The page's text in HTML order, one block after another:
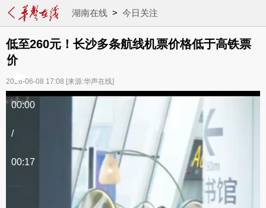
湖南在线> 今日关注
低至260元！长沙多条航线机票价格低于高铁票
价
2026-06-08 17:08 [来源:华声在线]
00:00
/
00:17